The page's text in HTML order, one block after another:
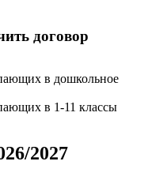
договор
в дошкольное
в 1-11 классы
2027